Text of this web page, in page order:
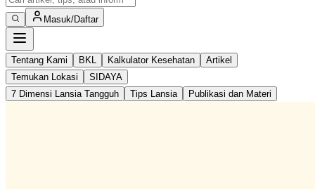
Masuk/Daftar
Tentang Kami BKL Kalkulator Kesehatan
Artikel
Temukan Lokasi
SIDAYA
7 Dimensi Lansia Tangguh
Tips Lansia Publikasi dan Materi